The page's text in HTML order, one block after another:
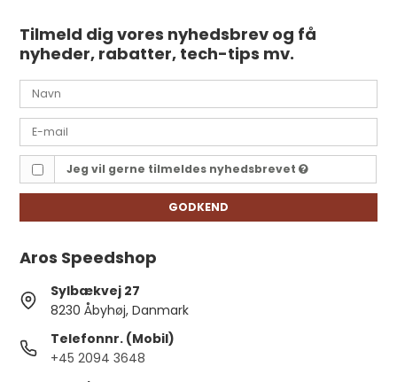
Tilmeld dig vores nyhedsbrev og få
nyheder, rabatter, tech-tips mv.
Jeg vil gerne tilmeldes nyhedsbrevet
GODKEND
Aros Speedshop
Sylbækvej 27
8230 Åbyhøj, Danmark
Telefonnr. (Mobil)
+45 2094 3648